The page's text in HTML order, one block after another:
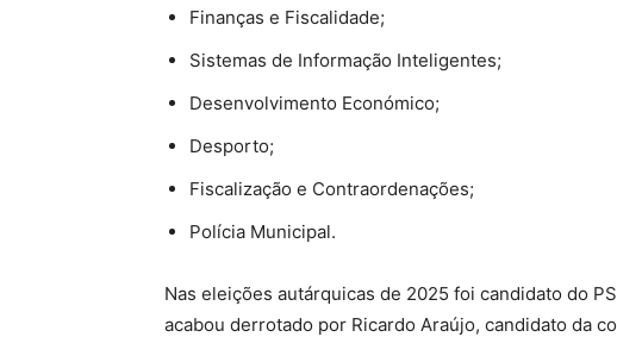
Finanças e Fiscalidade;
Sistemas de Informação Inteligentes;
Desenvolvimento Económico;
Desporto;
Fiscalização e Contraordenações;
Polícia Municipal.
Nas eleições autárquicas de 2025 foi candidato do
acabou derrotado por Ricardo Araújo, candidato da